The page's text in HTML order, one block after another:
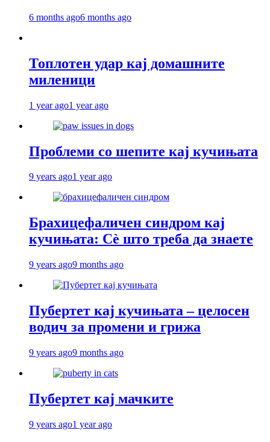
6 months ago6 months ago
Топлотен удар кај домашните
миленици
1 year ago1 year ago
Проблеми со шепите кај кучињата
9 years ago1 year ago
Брахицефаличен синдром кај
кучињата: Сè што треба да знаете
9 years ago9 months ago
Пубертет кај кучињата – целосен
водич за промени и грижа
9 years ago9 months ago
Пубертет кај мачките
9 years ago1 year ago